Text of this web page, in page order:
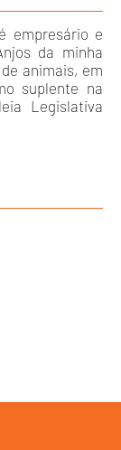
empresário e
da minha
animais, em
suplente na
Legislativa